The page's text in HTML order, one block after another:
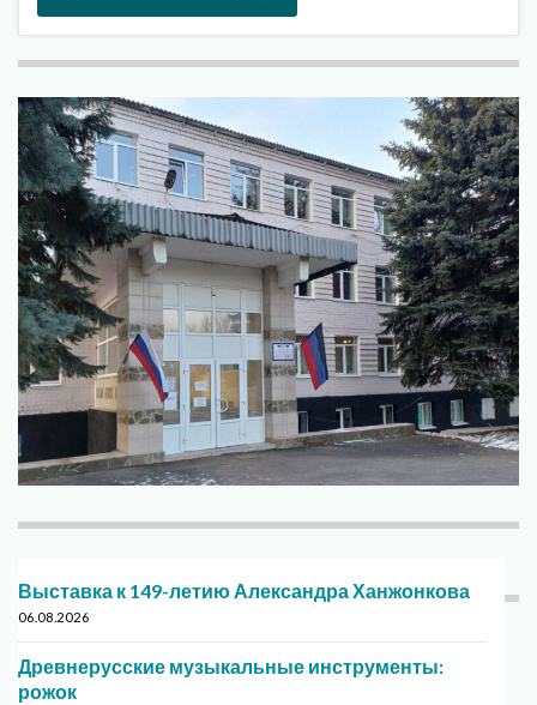
Выставка к 149-летию Александра Ханжонкова
06.08.2026
Древнерусские музыкальные инструменты:
рожок